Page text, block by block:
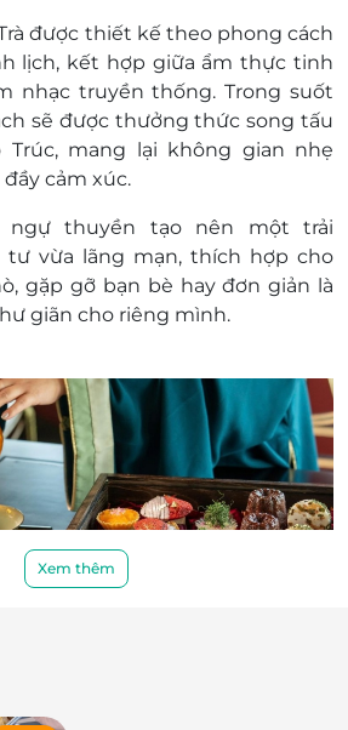
ý bắt buộc: Để đảm bảo quyền
hệ với chúng tôi để kiểm tra
trống trên tàu, các khoản phụ
trước khi đặt dịch vụ và thanh
hợp khách hàng đã thanh
liên hệ trước với LifeLink,
toàn không chịu trách
được thiết kế theo phong cách
lịch, kết hợp giữa ẩm thực tinh
nhạc truyền thống. Trong suốt
sẽ được thưởng thức song tấu
Trúc, mang lại không gian nhẹ
cảm xúc.
ngự thuyền tạo nên một trải
tư vừa lãng mạn, thích hợp cho
gặp gỡ bạn bè hay đơn giản là
giãn cho riêng mình.
sắc
lọc kỹ lưỡng, hòa quyện giữa
Xem thêm